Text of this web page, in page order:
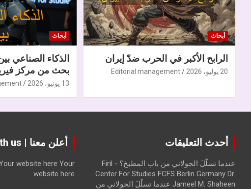
أبحاث
الرابح الأكبر في الحرب ضدّ إيران
20 يوليو، 2026 Editorial management
أبحاث
الذكاء الصناعي
بحث من مركز
13 يونيو، 2026
أحدث التعليقات
عندما تسلّلَ الجولاني من باب المطبخ؟ - Firil
Center For Studies FCFS Berlin Germany Dr.
Jameel M. Shaheen عندما تسلّلَ الجولاني من
أعلن معنا | Advertise with us
website here Your
website here